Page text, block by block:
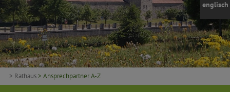
englisch
> Rathaus > Ansprechpartner A-Z